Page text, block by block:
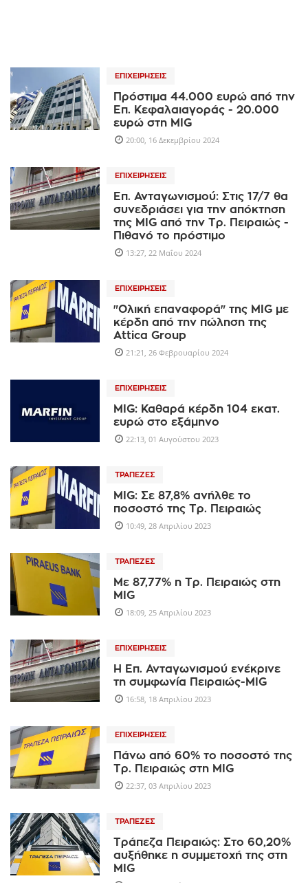
ΕΠΙΧΕΙΡΉΣΕΙΣ
Πρόστιμα 44.000 ευρώ από την
Επ. Κεφαλαιαγοράς - 20.000
ευρώ στη MIG
20:00, 16 Δεκεμβρίου 2024
ΕΠΙΧΕΙΡΉΣΕΙΣ
Επ. Ανταγωνισμού: Στις 17/7 θα
συνεδριάσει για την απόκτηση
της MIG από την Τρ. Πειραιώς -
Πιθανό το πρόστιμο
13:27, 22 Μαΐου 2024
ΕΠΙΧΕΙΡΉΣΕΙΣ
"Ολική επαναφορά" της MIG με
κέρδη από την πώληση της
Αttica Group
21:21, 26 Φεβρουαρίου 2024
ΕΠΙΧΕΙΡΉΣΕΙΣ
MIG: Καθαρά κέρδη 104 εκατ.
ευρώ στο εξάμηνο
22:13, 01 Αυγούστου 2023
ΤΡΆΠΕΖΕΣ
MIG: Σε 87,8% ανήλθε το
ποσοστό της Τρ. Πειραιώς
10:49, 28 Απριλίου 2023
ΤΡΆΠΕΖΕΣ
Με 87,77% η Τρ. Πειραιώς στη
MIG
18:09, 25 Απριλίου 2023
ΕΠΙΧΕΙΡΉΣΕΙΣ
H Επ. Ανταγωνισμού ενέκρινε
τη συμφωνία Πειραιώς-ΜΙG
16:58, 18 Απριλίου 2023
ΕΠΙΧΕΙΡΉΣΕΙΣ
Πάνω από 60% το ποσοστό της
Τρ. Πειραιώς στη MIG
22:37, 03 Απριλίου 2023
ΤΡΆΠΕΖΕΣ
Τράπεζα Πειραιώς: Στο 60,20%
αυξήθηκε η συμμετοχή της στη
MIG